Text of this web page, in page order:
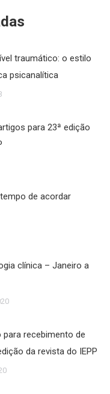
traumático: o estilo
psicanalítica
para 23ª edição
de acordar
clínica – Janeiro a
recebimento de
da revista do IEPP